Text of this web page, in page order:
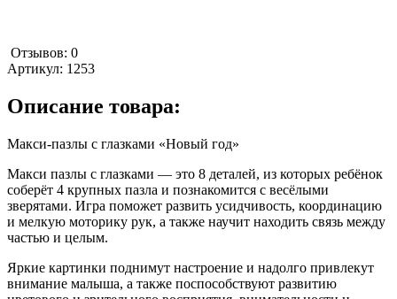
Отзывов: 0
Артикул: 1253
Описание товара:
Макси-пазлы с глазками «Новый год»
Макси пазлы с глазками — это 8 деталей, из которых ребёнок
соберёт 4 крупных пазла и познакомится с весёлыми
зверятами. Игра поможет развить усидчивость, координацию
и мелкую моторику рук, а также научит находить связь между
частью и целым.
Яркие картинки поднимут настроение и надолго привлекут
внимание малыша, а также поспособствуют развитию